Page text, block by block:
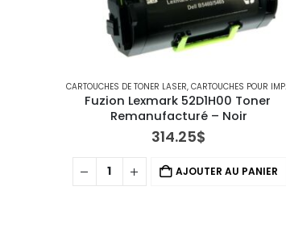
CARTOUCHES DE TONER LASER, CARTOUCHES POUR IMPRIMANTES LEXMARK
Fuzion Lexmark 52D1H00 Toner
Remanufacturé – Noir
314.25$
AJOUTER AU PANIER